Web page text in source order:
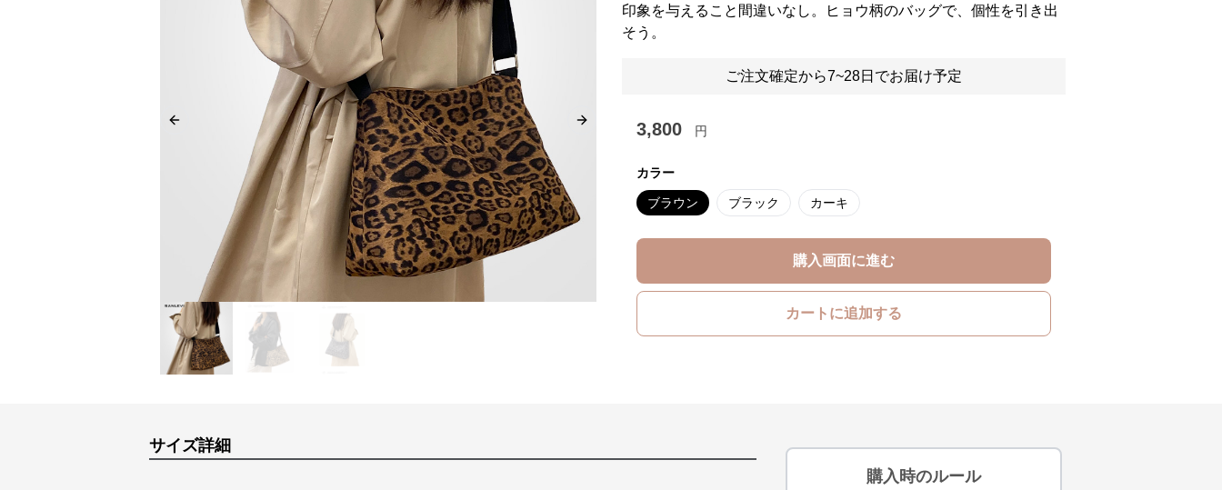
Previous slide Next slide
印象を与えること間違いなし。ヒョウ柄のバッグで、個性を引き出
そう。
ご注文確定から7~28日でお届け予定
3,800 円
カラー
ブラウン ブラック カーキ
購入画面に進む
カートに追加する
サイズ詳細
購入時のルール